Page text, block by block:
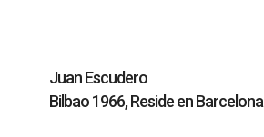
Juan Escudero
Bilbao 1966, Reside en Barcelona